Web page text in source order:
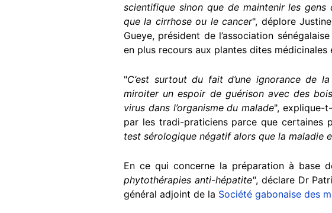
scientifique sinon que de maintenir les
que la cirrhose ou le cancer", déplore
Gueye, président de l’association sénégalaise
en plus recours aux plantes dites
"C’est surtout du fait d’une ignorance de
miroiter un espoir de guérison avec des
virus dans l’organisme du malade", explique-
par les tradi-praticiens parce que certaines
test sérologique négatif alors que la maladie
En ce qui concerne la préparation à base
phytothérapies anti-hépatite", déclare Dr
général adjoint de la Société gabonaise des